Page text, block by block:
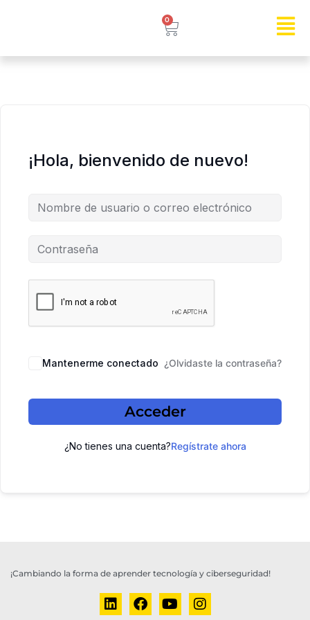
0
¡Hola, bienvenido de nuevo!
Mantenerme conectado ¿Olvidaste la contraseña?
Acceder
¿No tienes una cuenta?Regístrate ahora
¡Cambiando la forma de aprender tecnología y ciberseguridad!